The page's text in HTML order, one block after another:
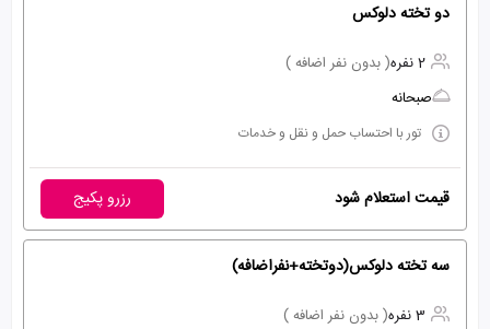
دو تخته دلوکس
2 نفره
( بدون نفر اضافه )
صبحانه
تور با احتساب حمل و نقل و خدمات
قیمت استعلام شود رزرو پکیج
سه تخته دلوکس(دوتخته+نفراضافه)
3 نفره
( بدون نفر اضافه )